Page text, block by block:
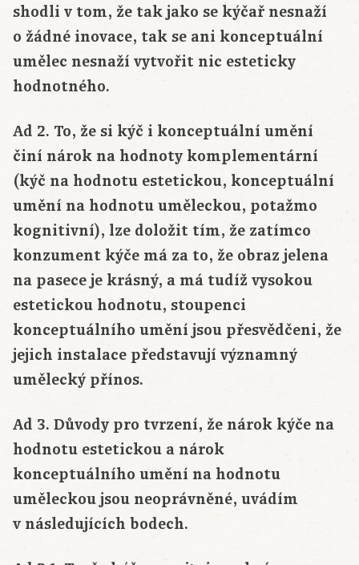
shodli v tom, že tak jako se kýčař nesnaží
o žádné inovace, tak se ani konceptuální
umělec nesnaží vytvořit nic esteticky
hodnotného.
Ad 2. To, že si kýč i konceptuální umění
činí nárok na hodnoty komplementární
(kýč na hodnotu estetickou, konceptuální
umění na hodnotu uměleckou, potažmo
kognitivní), lze doložit tím, že zatímco
konzument kýče má za to, že obraz jelena
na pasece je krásný, a má tudíž vysokou
estetickou hodnotu, stoupenci
konceptuálního umění jsou přesvědčeni, že
jejich instalace představují významný
umělecký přínos.
Ad 3. Důvody pro tvrzení, že nárok kýče na
hodnotu estetickou a nárok
konceptuálního umění na hodnotu
uměleckou jsou neoprávněné, uvádím
v následujících bodech.